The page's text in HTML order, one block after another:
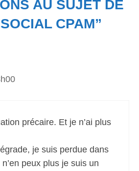
AU SUJET DE
CPAM”
précaire. Et je n’ai plus
je suis perdue dans
peux plus je suis un